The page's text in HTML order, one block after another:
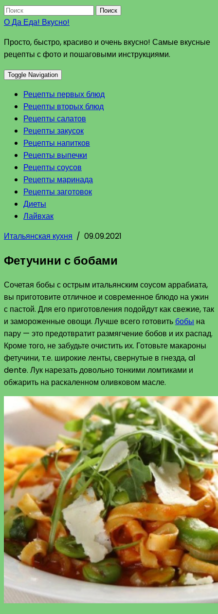
Поиск
О Да Еда! Вкусно!
Просто, быстро, красиво и очень вкусно! Самые вкусные
рецепты с фото и пошаговыми инструкциями.
Toggle Navigation
Рецепты первых блюд
Рецепты вторых блюд
Рецепты салатов
Рецепты закусок
Рецепты напитков
Рецепты выпечки
Рецепты соусов
Рецепты маринада
Рецепты заготовок
Диеты
Лайвхак
Итальянская кухня / 09.09.2021
Фетучини с бобами
Сочетая бобы с острым итальянским соусом аррабиата,
вы приготовите отличное и современное блюдо на ужин
с пастой. Для его приготовления подойдут как свежие, так
и замороженные овощи. Лучше всего готовить бобы на
пару — это предотвратит размягчение бобов и их распад.
Кроме того, не забудьте очистить их. Готовьте макароны
фетучини, т.е. широкие ленты, свернутые в гнезда, al
dente. Лук нарезать довольно тонкими ломтиками и
обжарить на раскаленном оливковом масле.